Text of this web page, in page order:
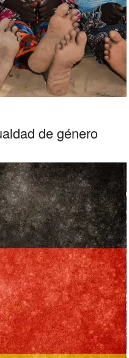
de género